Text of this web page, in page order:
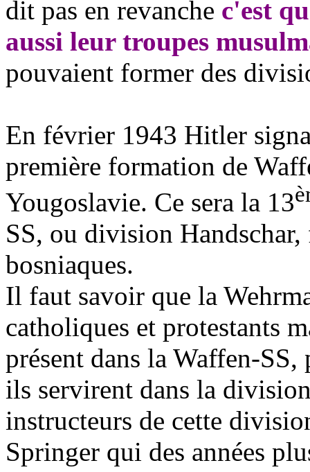
dit pas en revanche c'est
aussi leur troupes
pouvaient former des
En février 1943 Hitler
première formation de
Yougoslavie. Ce sera la 13
SS, ou division
bosniaques.
Il faut savoir que la
catholiques et protestants
présent dans la Waffen-
ils servirent dans la
instructeurs de cette
Springer qui des années